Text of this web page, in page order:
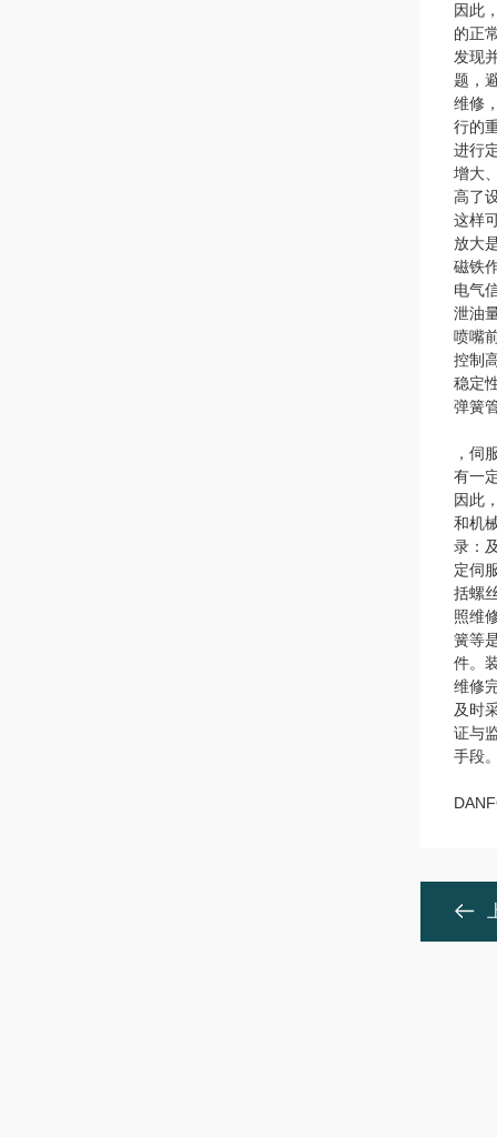
因此
的正
发现
题，
维修
行的
进行
增大
高了
这样
放大
磁铁
电气
泄油
喷嘴
控制
稳定
弹簧
，伺
有一
因此
和机
录：
定伺
括螺
照维
簧等
件。
维修
及时
证与
手段